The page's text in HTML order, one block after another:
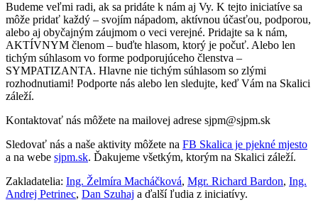
Budeme veľmi radi, ak sa pridáte k nám aj Vy. K tejto iniciatíve sa
môže pridať každý – svojím nápadom, aktívnou účasťou, podporou,
alebo aj obyčajným záujmom o veci verejné. Pridajte sa k nám,
AKTÍVNYM členom – buďte hlasom, ktorý je počuť. Alebo len
tichým súhlasom vo forme podporujúceho členstva –
SYMPATIZANTA. Hlavne nie tichým súhlasom so zlými
rozhodnutiami! Podporte nás alebo len sledujte, keď Vám na Skalici
záleží.
Kontaktovať nás môžete na mailovej adrese sjpm@sjpm.sk
Sledovať nás a naše aktivity môžete na FB Skalica je pjekné mjesto
a na webe sjpm.sk. Ďakujeme všetkým, ktorým na Skalici záleží.
Zakladatelia: Ing. Želmíra Macháčková, Mgr. Richard Bardon, Ing.
Andrej Petrinec, Dan Szuhaj a ďalší ľudia z iniciatívy.